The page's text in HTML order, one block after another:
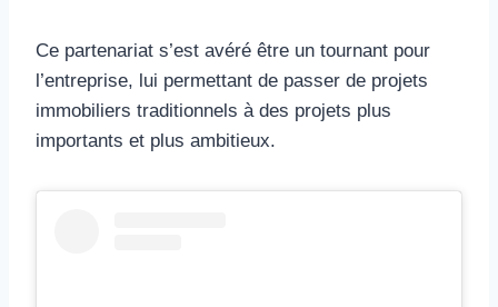
Ce partenariat s’est avéré être un tournant pour
l’entreprise, lui permettant de passer de projets
immobiliers traditionnels à des projets plus
importants et plus ambitieux.